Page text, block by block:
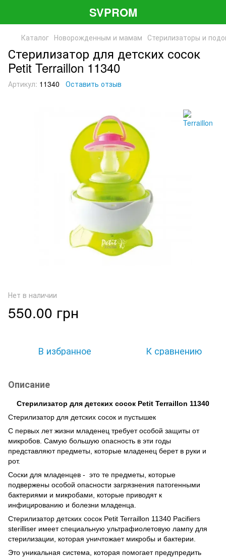
SVPROM
Каталог Новорожденным и мамам Стерилизаторы и
Стерилизатор для детских сосок
Petit Terraillon 11340
Артикул: 11340 Оставить отзыв
Нет в наличии
550.00 грн
В избранное К сравнению
Описание
Стерилизатор для детских сосок Petit Terraillon 11340
Стерилизатор для детских сосок и пустышек
С первых лет жизни младенец требует особой защиты от
микробов. Самую большую опасность в эти годы
представляют предметы, которые младенец берет в руки и
рот.
Соски для младенцев - это те предметы, которые
подвержены особой опасности загрязнения патогенными
бактериями и микробами, которые приводят к
инфицированию и болезни младенца.
Стерилизатор детских сосок Petit Terraillon 11340 Pacifiers
sterilliser имеет специальную ультрафиолетовую лампу для
стерилизации, которая уничтожает микробы и бактерии.
Это уникальная система, которая помогает предупредить